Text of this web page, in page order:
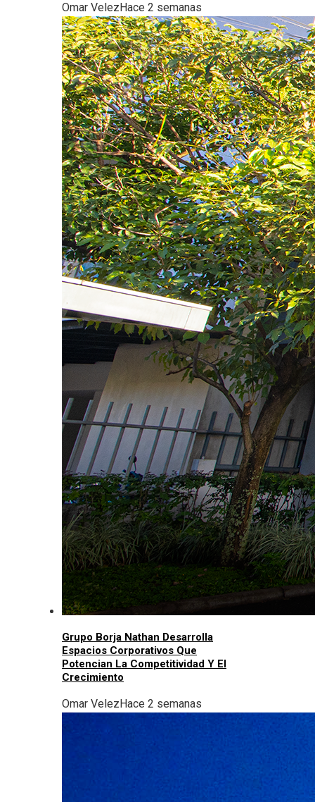
Omar VelezHace 2 semanas
Grupo Borja Nathan Desarrolla
Espacios Corporativos Que
Potencian La Competitividad Y El
Crecimiento
Omar VelezHace 2 semanas